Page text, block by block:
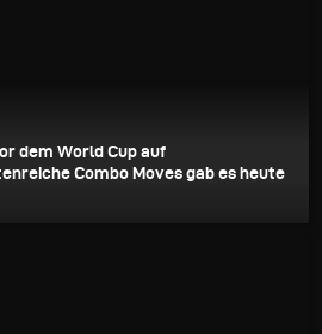
dem World Cup auf
Combo Moves gab es heute